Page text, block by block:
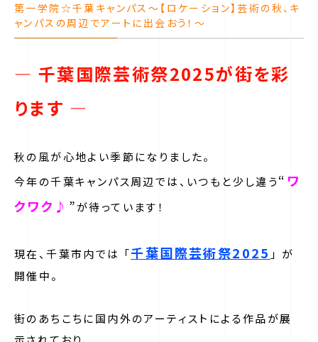
第一学院☆千葉キャンパス～【ロケーション】芸術の秋、キ
ャンパスの周辺でアートに出会おう！～
― 千葉国際芸術祭2025が街を彩
ります ―
秋の風が心地よい季節になりました。
今年の千葉キャンパス周辺では、いつもと少し違う“ ワ
クワク♪ ”が待っています！
現在、千葉市内では 「千葉国際芸術祭2025 」 が
開催中。
街のあちこちに国内外のアーティストによる作品が展